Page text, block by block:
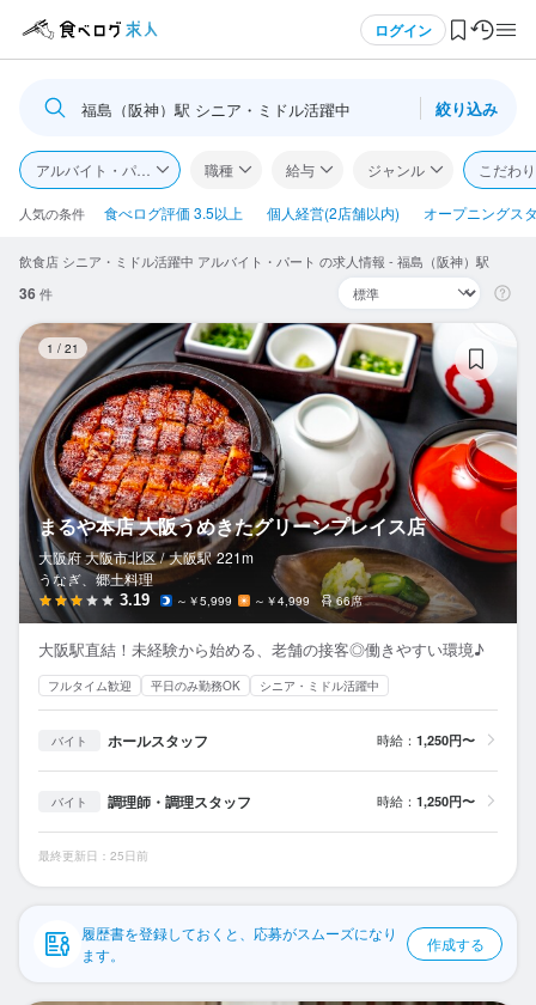
ログイン
ログイン・無料会員登録
食べログ求人TOP
求人検索
閲覧履歴
気になる求人
検索履歴・保存した条件
応募履歴
WEB履歴書
スカウト・メルマガ受信設定
ヘルプ・お問い合わせフォーム
掲載をご検討の店舗様へ
食べログ求人PRESS
プライバシーポリシー
利用規約
企業情報
福島（阪神）駅 シニア・ミドル活躍中 絞り込み
アルバイト・パート 職種 給与 ジャンル こだわ
人気の条件 食べログ評価 3.5以上 個人経営(2店舗以内) オープニングス
飲食店 シニア・ミドル活躍中 アルバイト・パート の求人情報 - 福島（阪神）駅
36件
1 / 21
まるや本店 大阪うめきたグリーンプレイス店
大阪府 大阪市北区 / 大阪駅 221m
うなぎ、郷土料理
3.19 ～￥5,999 ～￥4,999 66席
大阪駅直結！未経験から始める、老舗の接客◎働きやすい環境♪
フルタイム歓迎 平日のみ勤務OK シニア・ミドル活躍中
バイト ホールスタッフ 時給： 1,250円〜
バイト 調理師・調理スタッフ 時給： 1,250円〜
最終更新日：25日前
履歴書を登録しておくと、応募がスムーズになり
ます。
作成する